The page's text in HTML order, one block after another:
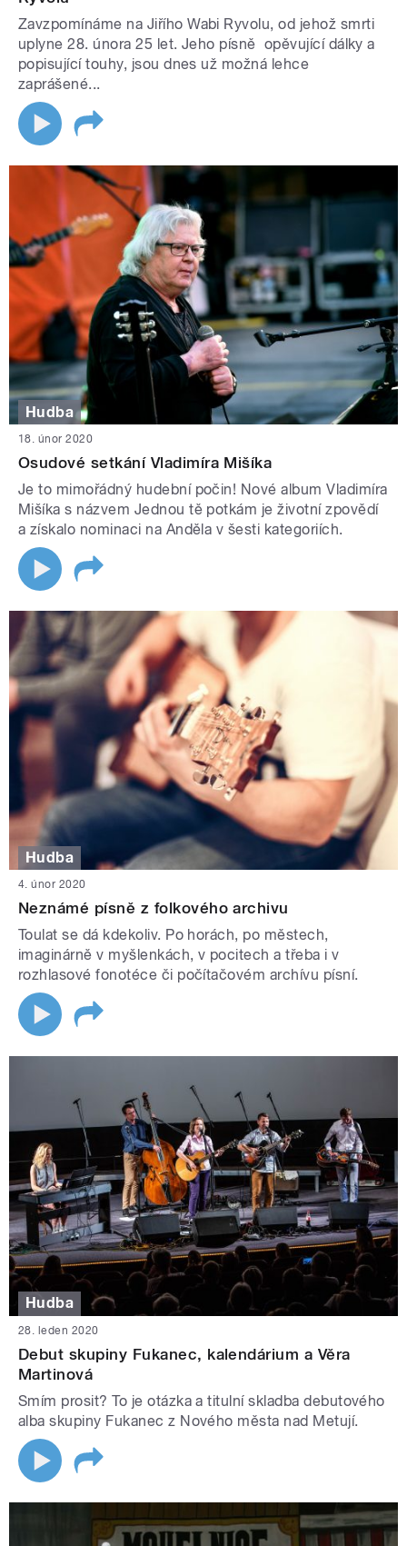
Zavzpomínáme na Jiřího Wabi Ryvolu, od jehož smrti
uplyne 28. února 25 let. Jeho písně opěvující dálky a
popisující touhy, jsou dnes už možná lehce
zaprášené...
Hudba
18. únor 2020
Osudové setkání Vladimíra Mišíka
Je to mimořádný hudební počin! Nové album Vladimíra
Mišíka s názvem Jednou tě potkám je životní zpovědí
a získalo nominaci na Anděla v šesti kategoriích.
Hudba
4. únor 2020
Neznámé písně z folkového archivu
Toulat se dá kdekoliv. Po horách, po městech,
imaginárně v myšlenkách, v pocitech a třeba i v
rozhlasové fonotéce či počítačovém archívu písní.
Hudba
28. leden 2020
Debut skupiny Fukanec, kalendárium a Věra
Martinová
Smím prosit? To je otázka a titulní skladba debutového
alba skupiny Fukanec z Nového města nad Metují.